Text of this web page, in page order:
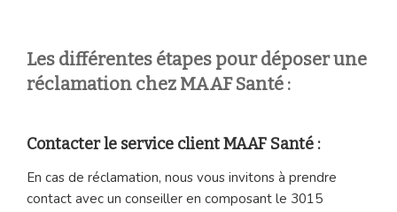
Les différentes étapes pour déposer une
réclamation chez MAAF Santé :
Contacter le service client MAAF Santé :
En cas de réclamation, nous vous invitons à prendre
contact avec un conseiller en composant le 3015